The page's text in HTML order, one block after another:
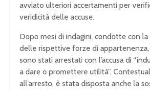
avviato ulteriori accertamenti per
veridicità delle accuse.
Dopo mesi di indagini, condotte con
delle rispettive forze di
sono stati arrestati con l’accusa di
a dare o promettere utilità”.
all’arresto, è stata disposta anche la